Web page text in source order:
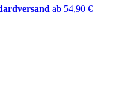
ab 54,90 €